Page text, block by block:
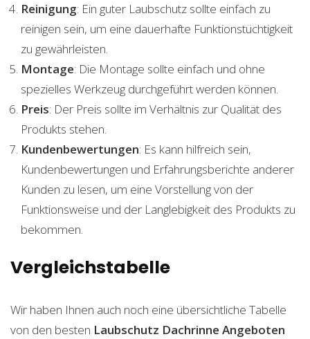
Reinigung: Ein guter Laubschutz sollte einfach zu
reinigen sein, um eine dauerhafte Funktionstüchtigkeit
zu gewährleisten.
Montage: Die Montage sollte einfach und ohne
spezielles Werkzeug durchgeführt werden können.
Preis: Der Preis sollte im Verhältnis zur Qualität des
Produkts stehen.
Kundenbewertungen: Es kann hilfreich sein,
Kundenbewertungen und Erfahrungsberichte anderer
Kunden zu lesen, um eine Vorstellung von der
Funktionsweise und der Langlebigkeit des Produkts zu
bekommen.
Vergleichstabelle
Wir haben Ihnen auch noch eine übersichtliche Tabelle
von den besten Laubschutz Dachrinne Angeboten